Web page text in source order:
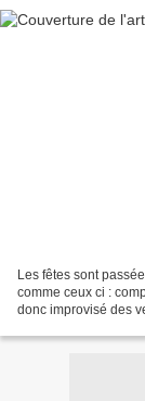
Les fêtes sont
comme ceux ci :
donc improvisé des